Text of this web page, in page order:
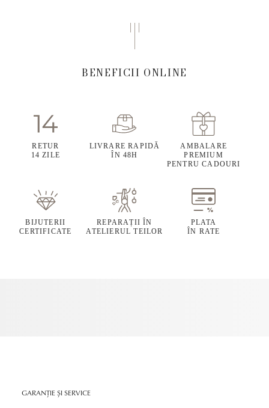
BENEFICII ONLINE
RETUR
14 ZILE
LIVRARE RAPIDĂ
ÎN 48H
AMBALARE
PREMIUM
PENTRU CADOURI
BIJUTERII
CERTIFICATE
REPARAȚII ÎN
ATELIERUL TEILOR
PLATA
ÎN RATE
GARANȚIE ȘI SERVICE